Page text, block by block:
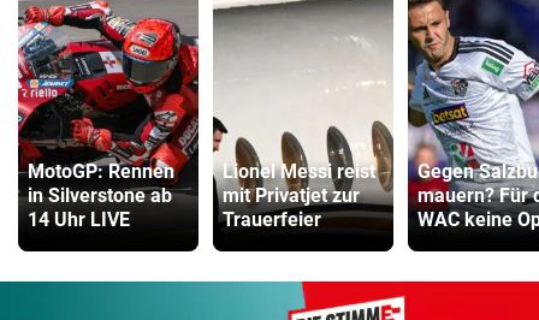
MotoGP: Rennen
in Silverstone ab
14 Uhr LIVE
Lionel Messi reist
mit Privatjet zur
Trauerfeier
Gegen
mauern? Für
WAC keine